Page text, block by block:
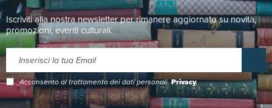
Iscriviti alla nostra newsletter per rimanere aggiornato su novità,
promozioni, eventi culturali.
Acconsento al trattamento dei dati personali.Privacy